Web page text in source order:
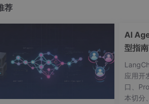
像添加圆形边框动画
则1：问题精准描述
错误示范："我的布局乱了"
正确示范："在iPhone12 Pro Max上，
荐
AI
型指南
应用开
口、
本切分